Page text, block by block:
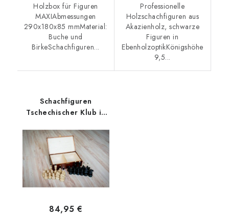
Holzbox für Figuren
MAXIAbmessungen
290x180x85 mmMaterial:
Buche und
BirkeSchachfiguren...
Professionelle
Holzschachfiguren aus
Akazienholz, schwarze
Figuren in
EbenholzoptikKönigshöhe
9,5...
Schachfiguren
Tschechischer Klub in
84,95 €